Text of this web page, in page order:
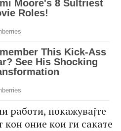
работи, покажувајте
кон оние кои ги сакате